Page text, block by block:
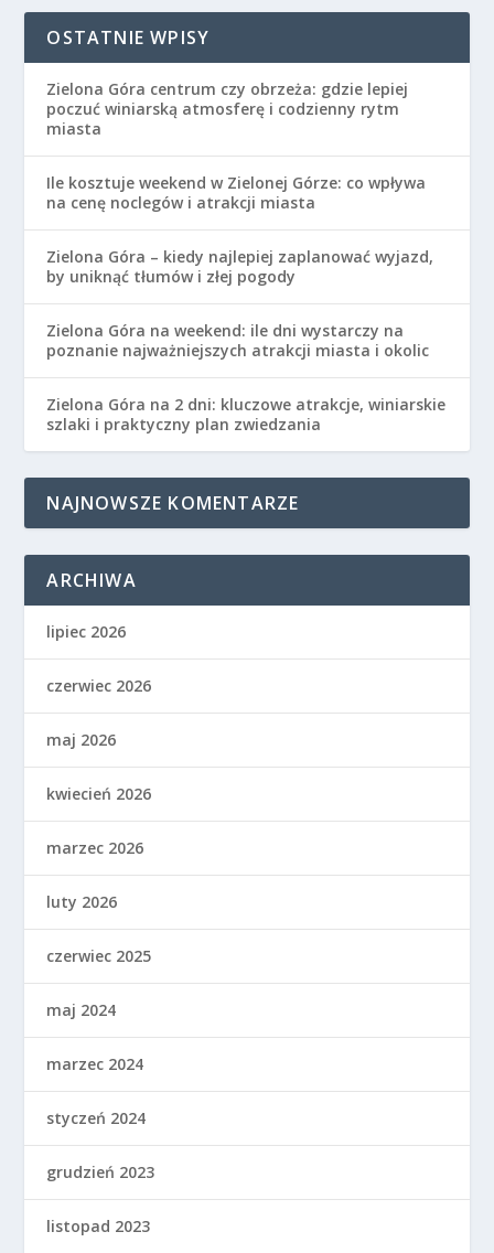
OSTATNIE WPISY
Zielona Góra centrum czy obrzeża: gdzie lepiej
poczuć winiarską atmosferę i codzienny rytm
miasta
Ile kosztuje weekend w Zielonej Górze: co wpływa
na cenę noclegów i atrakcji miasta
Zielona Góra – kiedy najlepiej zaplanować wyjazd,
by uniknąć tłumów i złej pogody
Zielona Góra na weekend: ile dni wystarczy na
poznanie najważniejszych atrakcji miasta i okolic
Zielona Góra na 2 dni: kluczowe atrakcje, winiarskie
szlaki i praktyczny plan zwiedzania
NAJNOWSZE KOMENTARZE
ARCHIWA
lipiec 2026
czerwiec 2026
maj 2026
kwiecień 2026
marzec 2026
luty 2026
czerwiec 2025
maj 2024
marzec 2024
styczeń 2024
grudzień 2023
listopad 2023